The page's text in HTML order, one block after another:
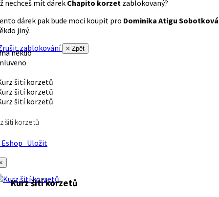
nechceš mít dárek Chapito korzet zablokovaný?
dárek pak bude moci koupit pro Dominika Atigu Sobotková
jiný.
zablokování
× Zpět
někdo
šití korzetů
Uložit
Kurz šití korzetů